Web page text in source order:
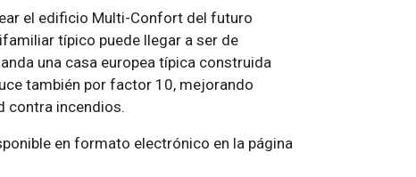
el edificio Multi-Confort del futuro
típico puede llegar a ser de
una casa europea típica construida
también por factor 10, mejorando
contra incendios.
en formato electrónico en la página